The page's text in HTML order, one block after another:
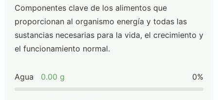
Componentes clave de los alimentos que
proporcionan al organismo energía y todas las
sustancias necesarias para la vida, el crecimiento y
el funcionamiento normal.
Agua 0.00 g 0%